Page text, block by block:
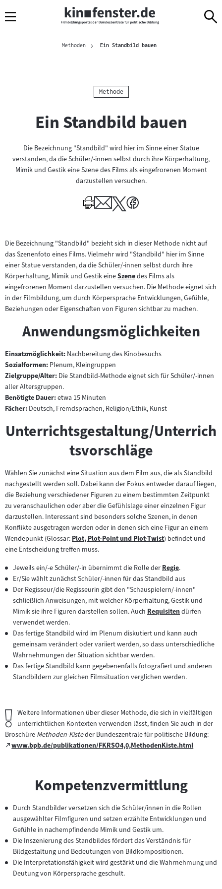
Navigation
zum
zur
Brotkrümelnavigation
Methoden Ein Standbild bauenAktuelle Seite
Kategorie:
Methode
Ein Standbild bauen
Die Bezeichnung "Standbild" wird hier im Sinne einer Statue
verstanden, da die Schüler/-innen selbst durch ihre Körperhaltung,
Mimik und Gestik eine Szene des Films als eingefrorenen Moment
darzustellen versuchen.
Die Bezeichnung "Standbild" bezieht sich in dieser Methode nicht auf
das Szenenfoto eines Films. Vielmehr wird "Standbild" hier im Sinne
einer Statue verstanden, da die Schüler/-innen selbst durch ihre
Körperhaltung, Mimik und Gestik eineZum
Inhalt:
Szenedes Films als
eingefrorenen Moment darzustellen versuchen. Die Methode eignet sich
in der Filmbildung, um durch Körpersprache Entwicklungen, Gefühle,
Beziehungen oder Eigenschaften von Figuren sichtbar zu machen.
Anwendungsmöglichkeiten
Einsatzmöglichkeit: Nachbereitung des Kinobesuchs
Sozialformen: Plenum, Kleingruppen
Zielgruppe/Alter: Die Standbild-Methode eignet sich für Schüler/-innen
aller Altersgruppen.
Benötigte Dauer:etwa 15 Minuten
Fächer: Deutsch, Fremdsprachen, Religion/Ethik, Kunst
Unterrichtsgestaltung/Unterrich
tsvorschläge
Wählen Sie zunächst eine Situation aus dem Film aus, die als Standbild
nachgestellt werden soll. Dabei kann der Fokus entweder darauf liegen,
die Beziehung verschiedener Figuren zu einem bestimmten Zeitpunkt
zu veranschaulichen oder aber die Gefühlslage einer einzelnen Figur
darzustellen. Interessant sind besonders solche Szenen, in denen
Konflikte ausgetragen werden oder in denen sich eine Figur an einem
Wendepunkt (Glossar:Zum
Inhalt:
Plot, Plot-Point und Plot-Twist) befindet und
eine Entscheidung treffen muss.
Jeweils ein/-e Schüler/-in übernimmt die Rolle derZum
Inhalt:
Regie.
Er/Sie wählt zunächst Schüler/-innen für das Standbild aus
Der Regisseur/die Regisseurin gibt den "Schauspielern/-innen"
schließlich Anweisungen, mit welcher Körperhaltung, Gestik und
Mimik sie ihre Figuren darstellen sollen. Auch Zum
Requisitendürfen
verwendet werden.
Das fertige Standbild wird im Plenum diskutiert und kann auch
gemeinsam verändert oder variiert werden, so dass unterschiedliche
Wahrnehmungen der Situation sichtbar werden.
Das fertige Standbild kann gegebenenfalls fotografiert und anderen
Standbildern zur gleichen Filmsituation verglichen werden.
Wichtiger
Hinweis:
Weitere Informationen über dieser Methode, die sich in vielfältigen
unterrichtlichen Kontexten verwenden lässt, finden Sie auch in der
Broschüre Methoden-Kisteder Bundeszentrale für politische Bildung:
Zum
www.bpb.de/publikationen/FKRSO4,0,MethodenKiste.html
(öffnet
Kompetenzvermittlung
Durch Standbilder versetzen sich die Schüler/innen in die Rollen
ausgewählter Filmfiguren und setzen erzählte Entwicklungen und
Gefühle in nachempfindende Mimik und Gestik um.
Die Inszenierung des Standbildes fördert das Verständnis für
Bildgestaltung und Bedeutungen von Bildkompositionen.
Die Interpretationsfähigkeit wird gestärkt und die Wahrnehmung und
Deutung von Körpersprache geschult.